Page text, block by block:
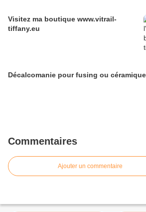
Visitez ma boutique www.vitrail-
tiffany.eu
Décalcomanie pour fusing ou
Commentaires
Ajouter un commentaire